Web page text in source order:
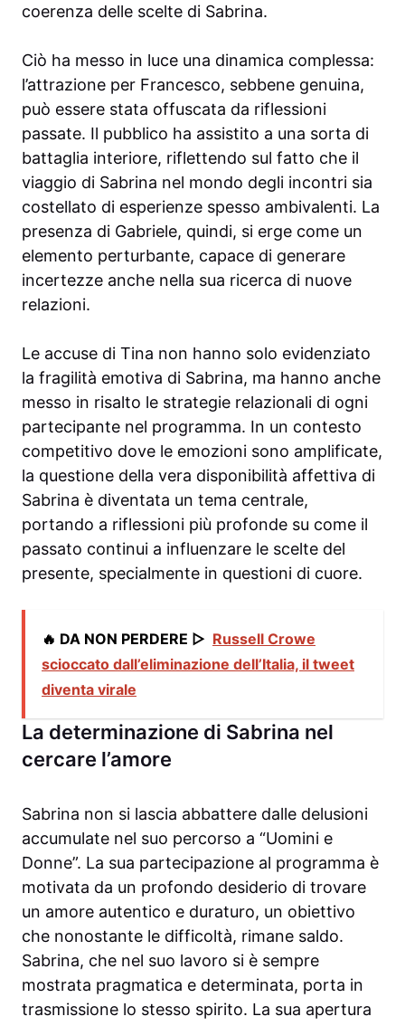
coerenza delle scelte di Sabrina.
Ciò ha messo in luce una dinamica complessa:
l’attrazione per Francesco, sebbene genuina,
può essere stata offuscata da riflessioni
passate. Il pubblico ha assistito a una sorta di
battaglia interiore, riflettendo sul fatto che il
viaggio di Sabrina nel mondo degli incontri sia
costellato di esperienze spesso ambivalenti. La
presenza di Gabriele, quindi, si erge come un
elemento perturbante, capace di generare
incertezze anche nella sua ricerca di nuove
relazioni.
Le accuse di Tina non hanno solo evidenziato
la fragilità emotiva di Sabrina, ma hanno anche
messo in risalto le strategie relazionali di ogni
partecipante nel programma. In un contesto
competitivo dove le emozioni sono amplificate,
la questione della vera disponibilità affettiva di
Sabrina è diventata un tema centrale,
portando a riflessioni più profonde su come il
passato continui a influenzare le scelte del
presente, specialmente in questioni di cuore.
🔥 DA NON PERDERE ▷ Russell Crowe
scioccato dall’eliminazione dell’Italia, il tweet
diventa virale
La determinazione di Sabrina nel
cercare l’amore
Sabrina non si lascia abbattere dalle delusioni
accumulate nel suo percorso a “Uomini e
Donne”. La sua partecipazione al programma è
motivata da un profondo desiderio di trovare
un amore autentico e duraturo, un obiettivo
che nonostante le difficoltà, rimane saldo.
Sabrina, che nel suo lavoro si è sempre
mostrata pragmatica e determinata, porta in
trasmissione lo stesso spirito. La sua apertura